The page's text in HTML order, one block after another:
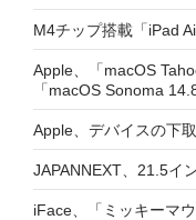
M4チップ搭載「iPad
Apple、「macOS
「macOS Sonoma
Apple、デバイスの下
JAPANNEXT、21.5イ
iFace、「ミッキーマ